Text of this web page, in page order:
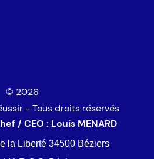
© 2026
- Tous droits réservés
/ CEO : Louis MENARD
la Liberté 34500 Béziers